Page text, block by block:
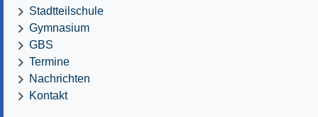
Stadtteilschule
Gymnasium
GBS
Termine
Nachrichten
Kontakt